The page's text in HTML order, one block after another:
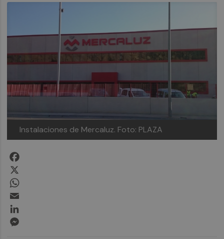
Instalaciones de Mercaluz. Foto: PLAZA